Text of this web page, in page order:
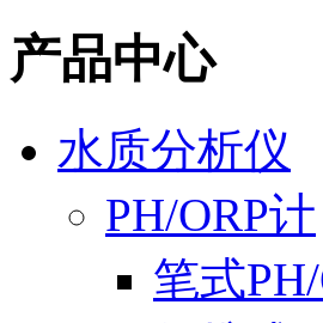
产品中心
水质分析仪
PH/ORP计
笔式